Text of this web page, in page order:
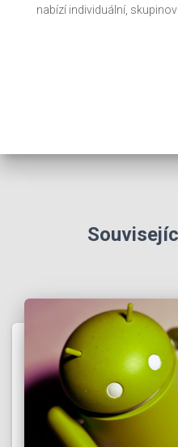
nabízí individuální,